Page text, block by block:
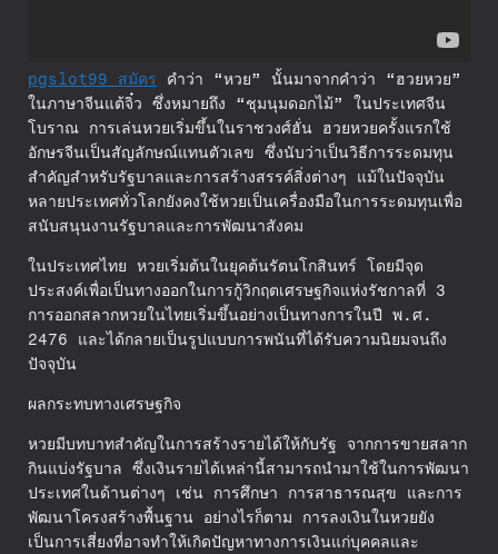
pgslot99 สมัคร คำว่า “หวย” นั้นมาจากคำว่า “ฮวยหวย”
ในภาษาจีนแต้จิ๋ว ซึ่งหมายถึง “ชุมนุมดอกไม้” ในประเทศจีน
โบราณ การเล่นหวยเริ่มขึ้นในราชวงศ์ฮั่น ฮวยหวยครั้งแรกใช้
อักษรจีนเป็นสัญลักษณ์แทนตัวเลข ซึ่งนับว่าเป็นวิธีการระดมทุน
สำคัญสำหรับรัฐบาลและการสร้างสรรค์สิ่งต่างๆ แม้ในปัจจุบัน
หลายประเทศทั่วโลกยังคงใช้หวยเป็นเครื่องมือในการระดมทุนเพื่อ
สนับสนุนงานรัฐบาลและการพัฒนาสังคม
ในประเทศไทย หวยเริ่มต้นในยุคต้นรัตนโกสินทร์ โดยมีจุด
ประสงค์เพื่อเป็นทางออกในการกู้วิกฤตเศรษฐกิจแห่งรัชกาลที่ 3
การออกสลากหวยในไทยเริ่มขึ้นอย่างเป็นทางการในปี พ.ศ.
2476 และได้กลายเป็นรูปแบบการพนันที่ได้รับความนิยมจนถึง
ปัจจุบัน
ผลกระทบทางเศรษฐกิจ
หวยมีบทบาทสำคัญในการสร้างรายได้ให้กับรัฐ จากการขายสลาก
กินแบ่งรัฐบาล ซึ่งเงินรายได้เหล่านี้สามารถนำมาใช้ในการพัฒนา
ประเทศในด้านต่างๆ เช่น การศึกษา การสาธารณสุข และการ
พัฒนาโครงสร้างพื้นฐาน อย่างไรก็ตาม การลงเงินในหวยยัง
เป็นการเสี่ยงที่อาจทำให้เกิดปัญหาทางการเงินแก่บุคคลและ